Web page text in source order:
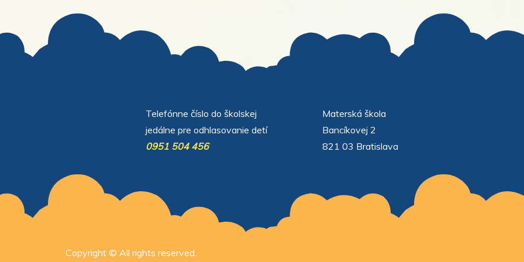
Telefónne číslo do školskej
jedálne pre odhlasovanie detí
0951 504 456
Materská škola
Bancíkovej 2
821 03 Bratislava
Copyright © All rights reserved.